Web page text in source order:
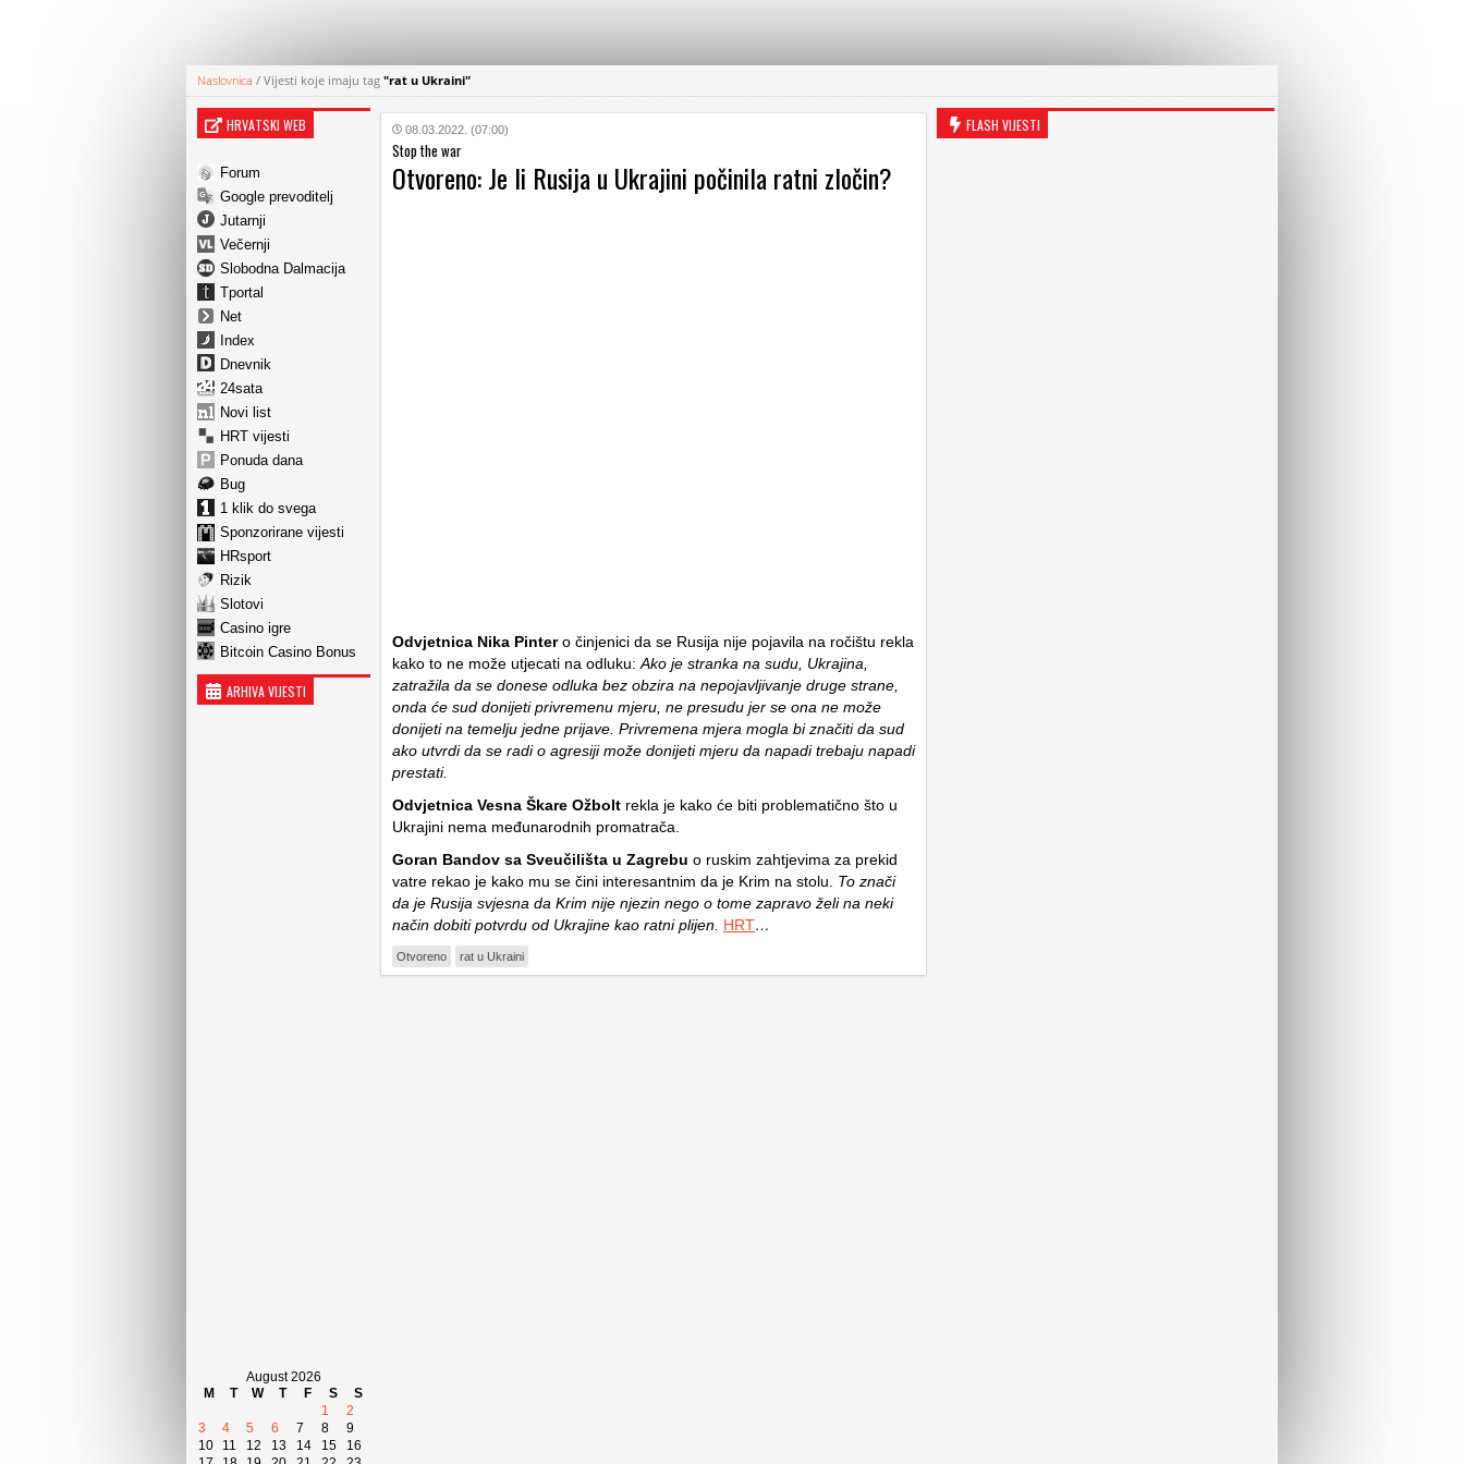
Naslovnica / Vijesti koje imaju tag "rat u Ukraini"
HRVATSKI WEB
Forum
Google prevoditelj
Jutarnji
Večernji
Slobodna Dalmacija
Tportal
Net
Index
Dnevnik
24sata
Novi list
HRT vijesti
Ponuda dana
Bug
1 klik do svega
Sponzorirane vijesti
HRsport
Rizik
Slotovi
Casino igre
Bitcoin Casino Bonus
ARHIVA VIJESTI
August 2026
M
T W T F S
S
1
2
3
4 5 6 7 8
9
10
11 12 13 14 15
16
08.03.2022. (07:00)
Stop the war
Otvoreno: Je li Rusija u Ukrajini počinila ratni zločin?
Odvjetnica Nika Pintero činjenici da se Rusija nije pojavila na ročištu rekla
kako to ne može utjecati na odluku: Ako je stranka na sudu, Ukrajina,
zatražila da se donese odluka bez obzira na nepojavljivanje druge strane,
onda će sud donijeti privremenu mjeru, ne presudu jer se ona ne može
donijeti na temelju jedne prijave. Privremena mjera mogla bi značiti da sud
ako utvrdi da se radi o agresiji može donijeti mjeru da napadi trebaju napadi
prestati.
Odvjetnica Vesna Škare Ožbolt rekla je kako će biti problematično što u
Ukrajini nema međunarodnih promatrača.
Goran Bandov sa Sveučilišta u Zagrebu o ruskim zahtjevima za prekid
vatre rekao je kako mu se čini interesantnim da je Krim na stolu. To znači
da je Rusija svjesna da Krim nije njezin nego o tome zapravo želi na neki
način dobiti potvrdu od Ukrajine kao ratni plijen. HRT…
Otvoreno rat u Ukraini
FLASH VIJESTI